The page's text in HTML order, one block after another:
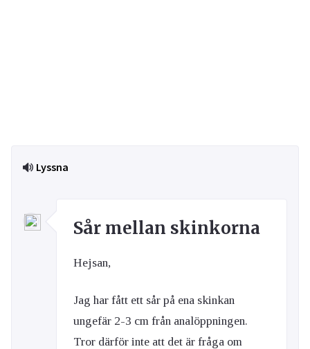
Lyssna
Sår mellan skinkorna
Hejsan,
Jag har fått ett sår på ena skinkan
ungefär 2-3 cm från analöppningen.
Tror därför inte att det är fråga om